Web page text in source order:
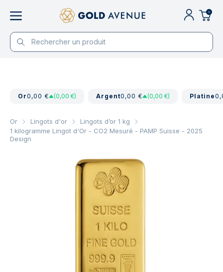
0
Or0,00 € (0,00 €) Argent0,00 € (0,00 €) Platine
Or Lingots d'or
Lingots d’or 1 kg
1 kilogramme Lingot d'Or - CO2 Mesuré - PAMP Suisse - 2025
Design